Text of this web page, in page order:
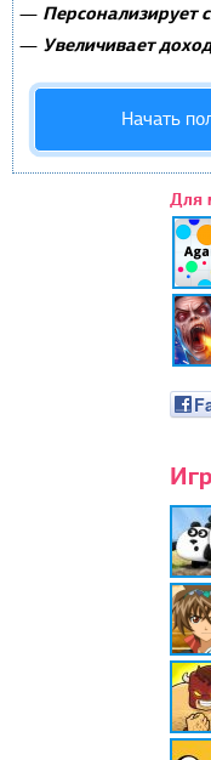
— Персонализирует
— Увеличивает
Начать
Для